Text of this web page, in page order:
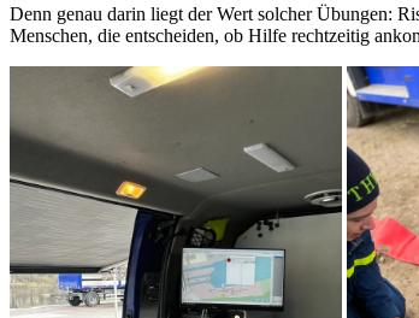
Denn genau darin liegt der Wert solcher Übungen:
Menschen, die entscheiden, ob Hilfe rechtzeitig